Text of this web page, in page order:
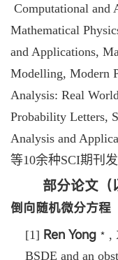
Computational and
Mathematical
and Applications,
Modelling, Modern
Analysis: Real
Probability Letters,
Analysis and
等10余种SCI期刊
部分论文（
倒向随机微分方程
[1] Ren Yong ﹡ ,
BSDE and an